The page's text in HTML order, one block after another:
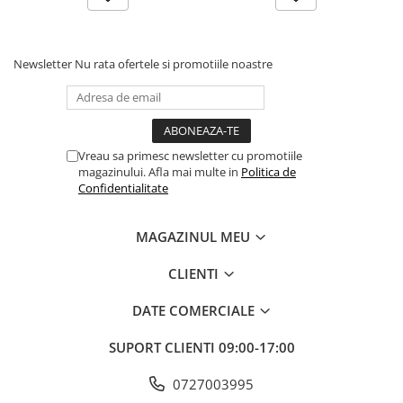
Costume si Deghizare
Fete Masa si Perdele Franjurate
Lumanari si Toppere
Pompe Baloane
Costume Craciun
Scurgere optima:Tava de scurgere supradimensionata
previne revarsarea și menține sapunul uscat
Sapunul nu se înmoaie:Datorita scurgerii rapide, sapunul
ramâne uscat și igienic
Newsletter Nu rata ofertele si promotiile noastre
Vreau sa primesc newsletter cu promotiile
magazinului. Afla mai multe in Politica de
Confidentialitate
MAGAZINUL MEU
CLIENTI
DATE COMERCIALE
SUPORT CLIENTI 09:00-17:00
0727003995